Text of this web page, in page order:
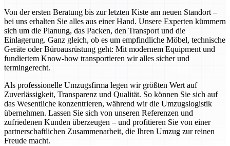
Von der ersten Beratung bis zur letzten Kiste am neuen Standort –
bei uns erhalten Sie alles aus einer Hand. Unsere Experten kümmern
sich um die Planung, das Packen, den Transport und die
Einlagerung. Ganz gleich, ob es um empfindliche Möbel, technische
Geräte oder Büroausrüstung geht: Mit modernem Equipment und
fundiertem Know-how transportieren wir alles sicher und
termingerecht.
Als professionelle Umzugsfirma legen wir größten Wert auf
Zuverlässigkeit, Transparenz und Qualität. So können Sie sich auf
das Wesentliche konzentrieren, während wir die Umzugslogistik
übernehmen. Lassen Sie sich von unseren Referenzen und
zufriedenen Kunden überzeugen – und profitieren Sie von einer
partnerschaftlichen Zusammenarbeit, die Ihren Umzug zur reinen
Freude macht.